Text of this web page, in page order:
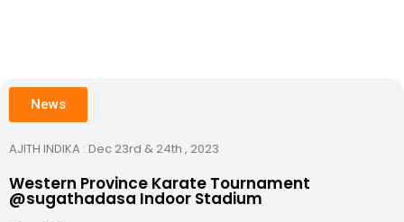
News
AJITH INDIKA : Dec 23rd & 24th , 2023
Western Province Karate Tournament
@sugathadasa Indoor Stadium